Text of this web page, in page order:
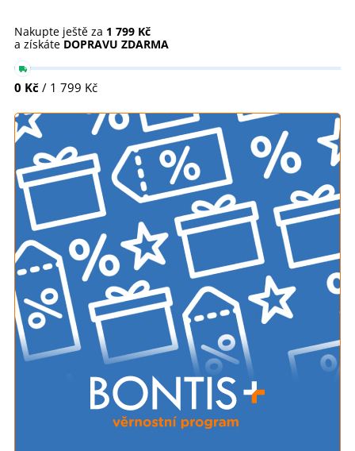
Nakupte ještě za 1 799 Kč
a získáte DOPRAVU ZDARMA
0 Kč / 1 799 Kč